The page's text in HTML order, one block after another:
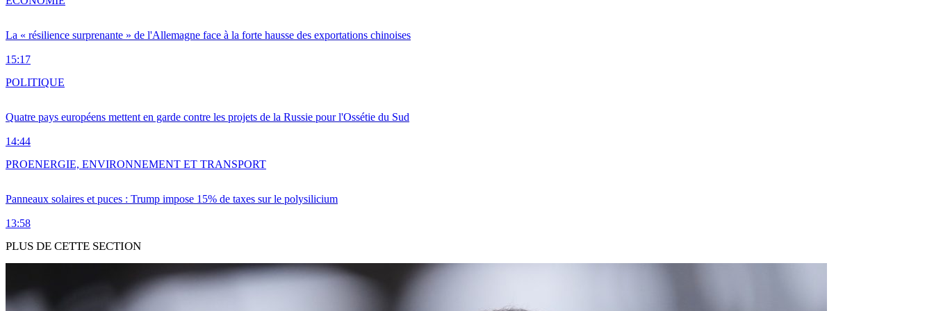
La « résilience surprenante » de l'Allemagne face à la forte hausse des exportations chinoises
15:17
Quatre pays européens mettent en garde contre les projets de la Russie pour l'Ossétie du Sud
14:44
POLITIQUE
Panneaux solaires et puces : Trump impose 15% de taxes sur le polysilicium
13:58
PROENERGIE, ENVIRONNEMENT ET TRANSPORT
PLUS DE CETTE SECTION